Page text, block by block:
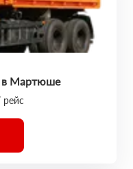
в Мартюше
рейс